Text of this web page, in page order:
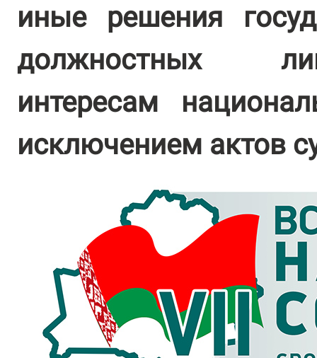
иные решения
должностных
интересам
исключением актов